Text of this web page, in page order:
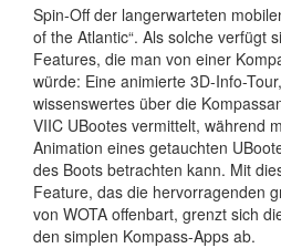
Spin-Off der langerwarteten
of the Atlantic“. Als solche verfügt
Features, die man von einer
würde: Eine animierte 3D-Info-
wissenswertes über die
VIIC UBootes vermittelt, während
Animation eines getauchten
des Boots betrachten kann. Mit
Feature, das die hervorragenden
von WOTA offenbart, grenzt sich
den simplen Kompass-Apps ab.